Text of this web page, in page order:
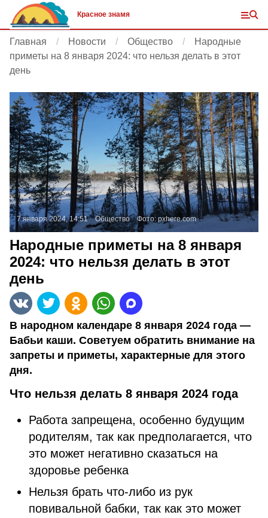
Красное знамя
Главная Новости Общество
Народные
приметы на 8 января 2024: что нельзя делать в этот
день
7 января 2024, 14:51 Общество Фото: pxhere.com
Народные приметы на 8 января
2024: что нельзя делать в этот
день
В народном календаре 8 января 2024 года —
Бабьи каши. Советуем обратить внимание на
запреты и приметы, характерные для этого
дня.
Что нельзя делать 8 января 2024 года
Работа запрещена, особенно будущим
родителям, так как предполагается, что
это может негативно сказаться на
здоровье ребенка
Нельзя брать что-либо из рук
повивальной бабки, так как это может